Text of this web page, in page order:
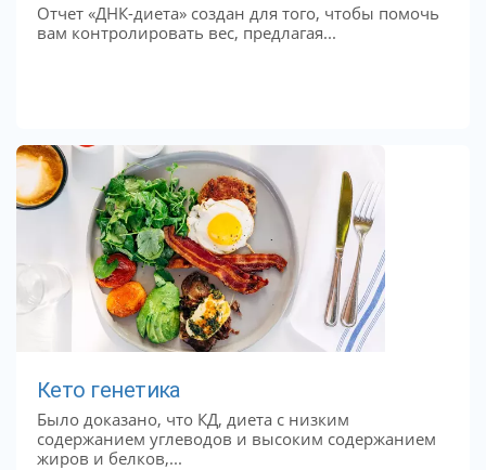
Отчет «ДНК-диета» создан для того, чтобы помочь
вам контролировать вес, предлагая...
Кето генетика
Было доказано, что КД, диета с низким
содержанием углеводов и высоким содержанием
жиров и белков,...